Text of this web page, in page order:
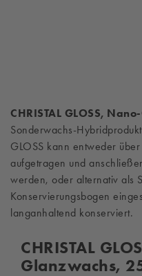
CHRISTAL GLOSS,
Sonderwachs-
GLOSS kann entweder
aufgetragen und
werden, oder alternativ als
Konservierungsbogen
langanhaltend konserviert.
CHRISTAL
Glanzwachs,